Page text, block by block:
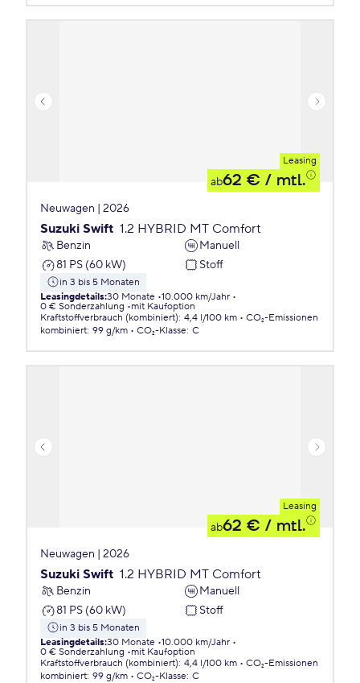
Leasing
ab62 € / mtl.
Neuwagen | 2026
Suzuki Swift 1.2 HYBRID MT Comfort
Benzin
Manuell
81 PS (60 kW)
Stoff
in 3 bis 5 Monaten
Leasingdetails:30 Monate 10.000 km/Jahr
0 € Sonderzahlung
mit Kaufoption
Kraftstoffverbrauch (kombiniert): 4,4 l/100 km
CO₂-Emissionen
kombiniert: 99 g/km CO₂-Klasse: C
Leasing
ab62 € / mtl.
Neuwagen | 2026
Suzuki Swift 1.2 HYBRID MT Comfort
Benzin
Manuell
81 PS (60 kW)
Stoff
in 3 bis 5 Monaten
Leasingdetails:30 Monate 10.000 km/Jahr
0 € Sonderzahlung
mit Kaufoption
Kraftstoffverbrauch (kombiniert): 4,4 l/100 km
CO₂-Emissionen
kombiniert: 99 g/km CO₂-Klasse: C